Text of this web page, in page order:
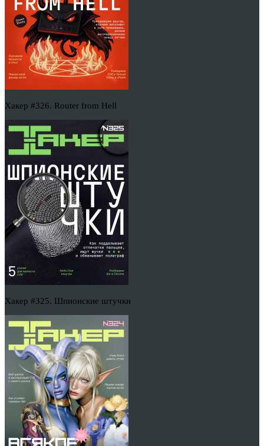
Хакер #326. Router from Hell
Хакер #325. Шпионские штучки